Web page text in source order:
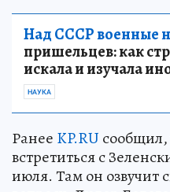
Над СССР военные
пришельцев: как
искала и изучала
НАУКА
Ранее KP.RU
встретиться с
июля. Там он озвучит